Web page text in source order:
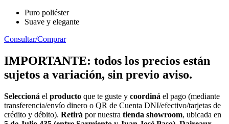
Puro poliéster
Suave y elegante
Consultar/Comprar
IMPORTANTE: todos los precios están
sujetos a variación, sin previo aviso.
Seleccioná el producto que te guste y coordiná el pago (mediante
transferencia/envío dinero o QR de Cuenta DNI/efectivo/tarjetas de
crédito y débito). Retirá por nuestra tienda showroom, ubicada en